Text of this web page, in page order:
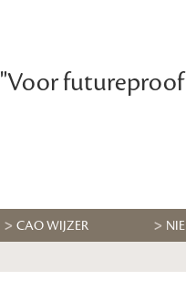
"Voor
CAO WIJZER